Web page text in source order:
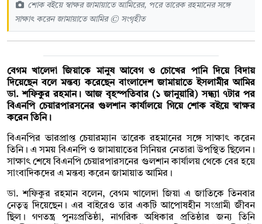
শোক বইয়ে স্বাক্ষর জামায়াতে আমিরের, পরে তারেক রহমানের সঙ্গে
সাক্ষাৎ করেন জামায়াতে আমির © সংগৃহীত
বেগম খালেদা জিয়াকে মানুষ আবেগ ও চোখের পানি দিয়ে বিদায়
দিয়েছেন বলে মন্তব্য করেছেন বাংলাদেশ জামায়াতে ইসলামীর আমির
ডা. শফিকুর রহমান। আজ বৃহস্পতিবার (১ জানুয়ারি) সন্ধ্যা ৭টার পর
বিএনপি চেয়ারপারসনের গুলশান কার্যালয়ে গিয়ে শোক বইয়ে স্বাক্ষর
করেন তিনি।
বিএনপির ভারপ্রাপ্ত চেয়ারম্যান তারেক রহমানের সঙ্গে সাক্ষাৎ করেন
তিনি। এ সময় বিএনপি ও জামায়াতের সিনিয়র নেতারা উপস্থিত ছিলেন।
সাক্ষাৎ শেষে বিএনপি চেয়ারপারসনের গুলশান কার্যালয় থেকে বের হয়ে
সাংবাদিকদের এ মন্তব্য করেন জামায়াত আমির।
ডা. শফিকুর রহমান বলেন, বেগম খালেদা জিয়া এ জাতিকে তিনবার
নেতৃত্ব দিয়েছেন। এর বাইরেও তার একটি আপোষহীন সংগ্রামী জীবন
ছিল। গণতন্ত্র পুনঃপ্রতিষ্ঠা, নাগরিক অধিকার প্রতিষ্ঠার জন্য তিনি